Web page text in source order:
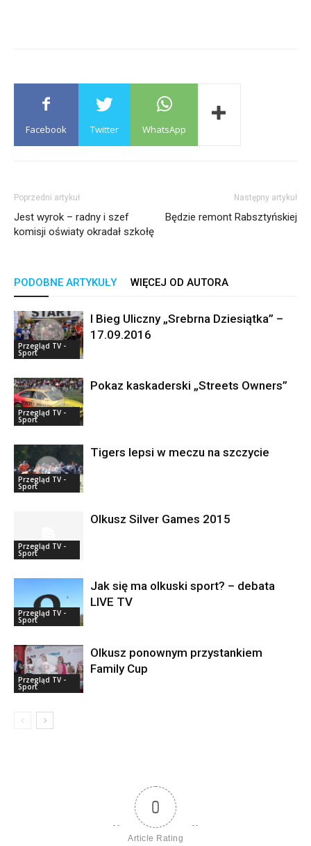
Facebook Twitter WhatsApp
Poprzedni artykuł
Jest wyrok – radny i szef
komisji oświaty okradał szkołę
Następny artykuł
Będzie remont Rabsztyńskiej
PODOBNE ARTYKUŁY WIĘCEJ OD AUTORA
Przegląd TV -
Sport
I Bieg Uliczny „Srebrna Dziesiątka” –
17.09.2016
Przegląd TV -
Sport
Pokaz kaskaderski „Streets Owners”
Przegląd TV -
Sport
Tigers lepsi w meczu na szczycie
Przegląd TV -
Sport
Olkusz Silver Games 2015
Przegląd TV -
Sport
Jak się ma olkuski sport? – debata
LIVE TV
Przegląd TV -
Sport
Olkusz ponownym przystankiem
Family Cup
0
Article Rating